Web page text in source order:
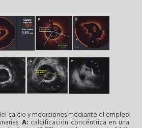
calcio y mediciones mediante el empleo
A: calcificación concéntrica en una